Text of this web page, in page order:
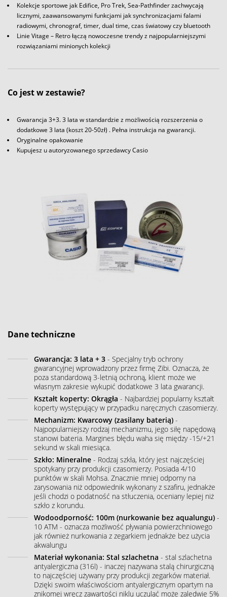
Kolekcje sportowe jak Edifice, Pro Trek, Sea-Pathfinder zachwycają
licznymi, zaawansowanymi funkcjami jak synchronizacjami falami
radiowymi, chronograf, timer, dual time, czas światowy czy bluetooth
Linie Vitage – Retro łączą nowoczesne trendy z najpopularniejszymi
rozwiązaniami minionych kolekcji
Co jest w zestawie?
Gwarancja 3+3. 3 lata w standardzie z możliwością rozszerzenia o
dodatkowe 3 lata (koszt 20-50zł) . Pełna instrukcja na gwarancji.
Oryginalne opakowanie
Kupujesz u autoryzowanego sprzedawcy Casio
Dane techniczne
Gwarancja: 3 lata + 3 - Specjalny tryb ochrony
gwarancyjnej wprowadzony przez firmę Zibi. Oznacza, że
poza standardową 3-letnią ochroną, klient może we
własnym zakresie wykupić dodatkowe 3 lata gwarancji.
Kształt koperty: Okrągła - Najbardziej popularny kształt
koperty występujący w przypadku naręcznych czasomierzy.
Mechanizm: Kwarcowy (zasilany baterią) -
Najpopularniejszy rodzaj mechanizmu, jego siłę napędową
stanowi bateria. Margines błędu waha się między -15/+21
sekund w skali miesiąca.
Szkło: Mineralne - Rodzaj szkła, który jest najczęściej
spotykany przy produkcji czasomierzy. Posiada 4/10
punktów w skali Mohsa. Znacznie mniej odporny na
zarysowania niż odpowiednik wykonany z szafiru, jednakże
jeśli chodzi o podatność na stłuczenia, oceniany lepiej niż
szkło z korundu.
Wodoodporność: 100m (nurkowanie bez aqualungu) -
10 ATM - oznacza możliwość pływania powierzchniowego
jak również nurkowania z zegarkiem jednakże bez użycia
akwalungu
Materiał wykonania: Stal szlachetna - stal szlachetna
antyalergiczna (316l) - inaczej nazywana stalą chirurgiczną
to najczęściej używany przy produkcji zegarków materiał.
Dzięki swoim właściwościom antyalergicznym opartym na
znikomej wręcz zawartości niklu uczulać może zaledwie 5%